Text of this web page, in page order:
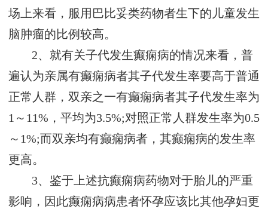
场上来看，服用巴比妥类药物者生下的儿童发生
脑肿瘤的比例较高。
2、就有关子代发生癫痫病的情况来看，普
遍认为亲属有癫痫病者其子代发生率要高于普通
正常人群，双亲之一有癫痫病者其子代发生率为
1～11%，平均为3.5%;对照正常人群发生率为0.5
～1%;而双亲均有癫痫病者，其癫痫病的发生率
更高。
3、鉴于上述抗癫痫病药物对于胎儿的严重
影响，因此癫痫病病患者怀孕应该比其他孕妇更